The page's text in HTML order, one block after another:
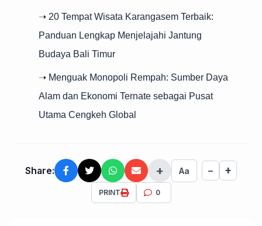
➝ 20 Tempat Wisata Karangasem Terbaik:
Panduan Lengkap Menjelajahi Jantung
Budaya Bali Timur
➝ Menguak Monopoli Rempah: Sumber Daya
Alam dan Ekonomi Ternate sebagai Pusat
Utama Cengkeh Global
Share: + Aa − +
PRINT 0